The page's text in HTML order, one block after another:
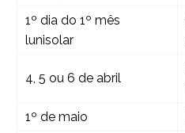
1º dia do 1º mês
lunisolar
4, 5 ou 6 de abril
1º de maio